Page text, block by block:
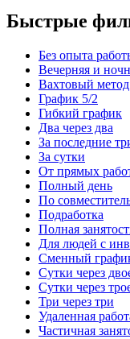
Быстрые
Без опыта
Вечерняя и
Вахтовый метод
График 5/2
Гибкий график
Два через два
За последние
За сутки
От прямых
Полный день
По
Подработка
Полная
Для людей с
Сменный
Сутки через
Сутки через
Три через три
Удаленная
Частичная